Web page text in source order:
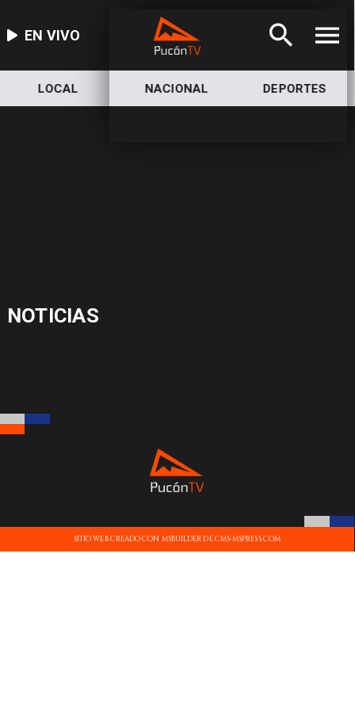
EN VIVO
LOCAL NACIONAL DEPORTES
NOTICIAS
SITIO WEB CREADO CON MSBUILDER DE CMS-MSPRESS.COM